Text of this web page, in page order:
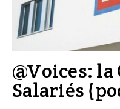
@Voices:
Salariés